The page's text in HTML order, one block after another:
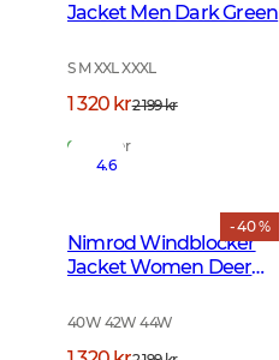
Jacket Men Dark Green
S M XXL XXXL
1 320 kr2 199 kr
På lager
- 40 %
4.6
Nimrod Windblocker
Jacket Women Deer
40W 42W 44W